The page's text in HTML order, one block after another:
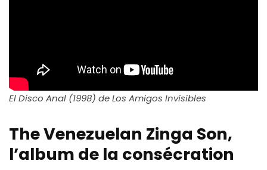
El Disco Anal (1998) de Los Amigos Invisibles
The Venezuelan Zinga Son,
l’album de la consécration